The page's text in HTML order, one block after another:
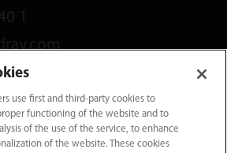
1
｜Codice Etico｜
｜Whistleblowing
use first and third-party cookies to
functioning of the website and to
of the use of the service, to enhance
of the website. These cookies